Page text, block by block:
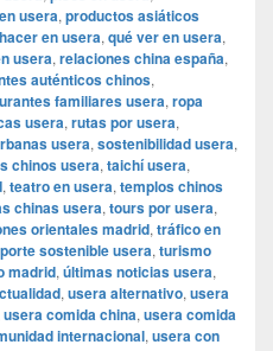
usera, productos asiáticos
en usera, qué ver en usera,
usera, relaciones china españa,
auténticos chinos,
familiares usera, ropa
usera, rutas por usera,
usera, sostenibilidad usera,
chinos usera, taichí usera,
, teatro en usera, templos chinos
chinas usera, tours por usera,
orientales madrid, tráfico en
sostenible usera, turismo
madrid, últimas noticias usera,
, usera alternativo, usera
usera comida china, usera comida
internacional, usera con